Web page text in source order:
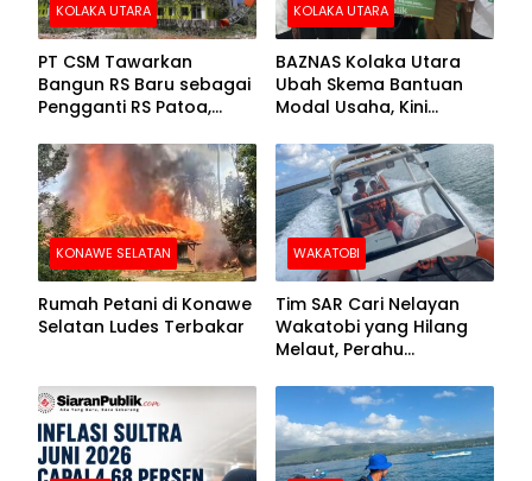
KOLAKA UTARA
PT CSM Tawarkan
Bangun RS Baru sebagai
Pengganti RS Patoa,
Kolut
KOLAKA UTARA
BAZNAS Kolaka Utara
Ubah Skema Bantuan
Modal Usaha, Kini
Barang Senilai Rp419,5
Juta
KONAWE SELATAN
Rumah Petani di Konawe
Selatan Ludes Terbakar
WAKATOBI
Tim SAR Cari Nelayan
Wakatobi yang Hilang
Melaut, Perahu
Kemasukan Air